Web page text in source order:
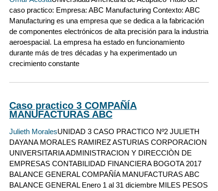
caso practico: Empresa: ABC Manufacturing Contexto: ABC
Manufacturing es una empresa que se dedica a la fabricación
de componentes electrónicos de alta precisión para la industria
aeroespacial. La empresa ha estado en funcionamiento
durante más de tres décadas y ha experimentado un
crecimiento constante
Caso practico 3 COMPAÑÍA
MANUFACTURAS ABC
Julieth MoralesUNIDAD 3 CASO PRACTICO Nº2 JULIETH
DAYANA MORALES RAMIREZ ASTURIAS CORPORACION
UNIVERSITARIA ADMINISTRACION Y DIRECCIÒN DE
EMPRESAS CONTABILIDAD FINANCIERA BOGOTA 2017
BALANCE GENERAL COMPAÑÍA MANUFACTURAS ABC
BALANCE GENERAL Enero 1 al 31 diciembre MILES PESOS